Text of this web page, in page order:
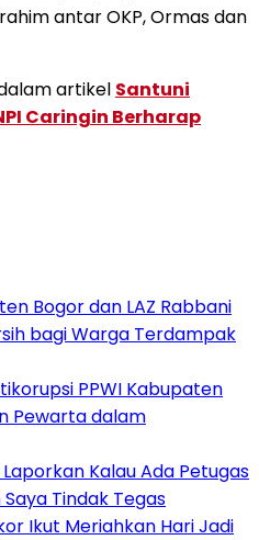
antar OKP, Ormas dan
artikel Santuni
Caringin Berharap
Bogor dan LAZ Rabbani
bagi Warga Terdampak
PPWI Kabupaten
Pewarta dalam
Kalau Ada Petugas
Tindak Tegas
Ikut Meriahkan Hari Jadi